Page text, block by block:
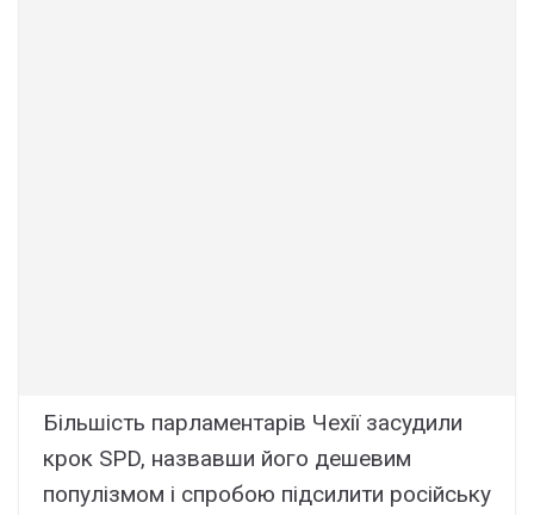
Більшість парламентарів Чехії засудили
крок SPD, назвавши його дешевим
популізмом і спробою підсилити російську